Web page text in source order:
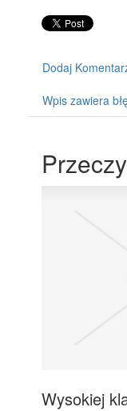
Dodaj
Wpis zawiera
Wysokiej